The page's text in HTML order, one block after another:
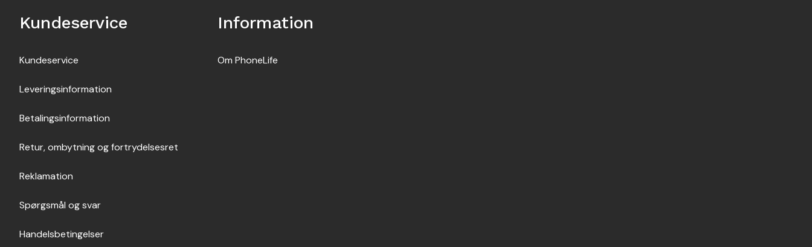
Kundeservice
Kundeservice
Leveringsinformation
Betalingsinformation
Retur, ombytning og fortrydelsesret
Reklamation
Spørgsmål og svar
Handelsbetingelser
Information
Om PhoneLife